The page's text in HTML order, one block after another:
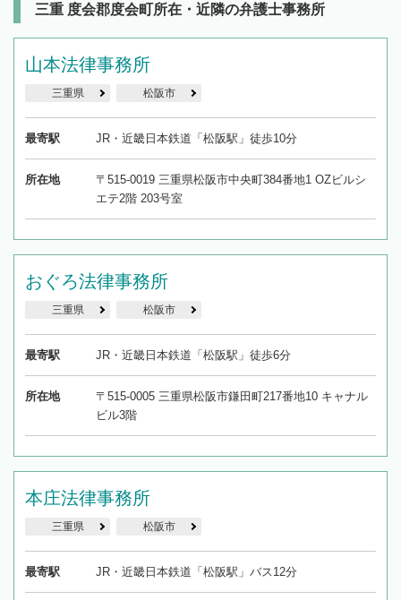
三重 度会郡度会町所在・近隣の弁護士事務所
山本法律事務所
三重県 松阪市
最寄駅 JR・近畿日本鉄道「松阪駅」徒歩10分
所在地
〒515-0019 三重県松阪市中央町384番地1 OZビルシ
エテ2階 203号室
おぐろ法律事務所
三重県 松阪市
最寄駅 JR・近畿日本鉄道「松阪駅」徒歩6分
所在地
〒515-0005 三重県松阪市鎌田町217番地10 キャナル
ビル3階
本庄法律事務所
三重県 松阪市
最寄駅 JR・近畿日本鉄道「松阪駅」バス12分